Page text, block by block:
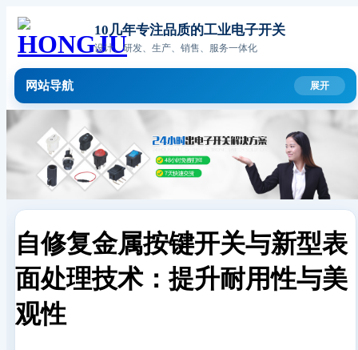
10几年专注品质的工业电子开关
设计、研发、生产、销售、服务一体化
网站导航
自修复金属按键开关与新型表
面处理技术：提升耐用性与美
观性